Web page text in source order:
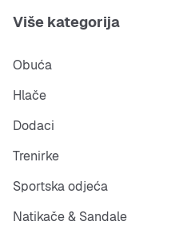
Više kategorija
Obuća
Hlače
Dodaci
Trenirke
Sportska odjeća
Natikače & Sandale